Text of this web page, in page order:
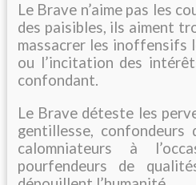
Le Brave n’aime pas les
des paisibles, ils aiment
massacrer les inoffensifs
ou l’incitation des
confondant.
Le Brave déteste les
gentillesse, confondeurs
calomniateurs à
pourfendeurs de